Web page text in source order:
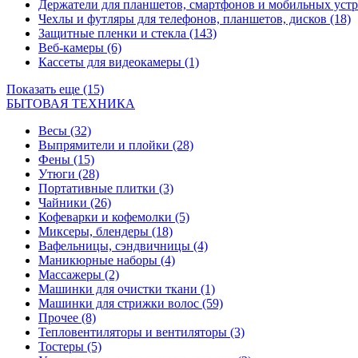
Держатели для планшетов, смартфонов и мобильных
Чехлы и футляры для телефонов, планшетов, дисков (18)
Защитные пленки и стекла (143)
Веб-камеры (6)
Кассеты для видеокамеры (1)
Показать еще (15)
БЫТОВАЯ ТЕХНИКА
Весы (32)
Выпрямители и плойки (28)
Фены (15)
Утюги (28)
Портативные плитки (3)
Чайники (26)
Кофеварки и кофемолки (5)
Миксеры, блендеры (18)
Вафельницы, сэндвичницы (4)
Маникюрные наборы (4)
Массажеры (2)
Машинки для очистки ткани (1)
Машинки для стрижки волос (59)
Прочее (8)
Тепловентиляторы и вентиляторы (3)
Тостеры (5)